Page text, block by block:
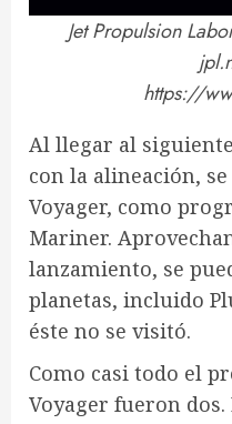
Jet Propulsion
https://
Al llegar al
con la alineación,
Voyager, como
Mariner.
lanzamiento, se
planetas, incluido
éste no se visitó.
Como casi todo el
Voyager fueron dos.